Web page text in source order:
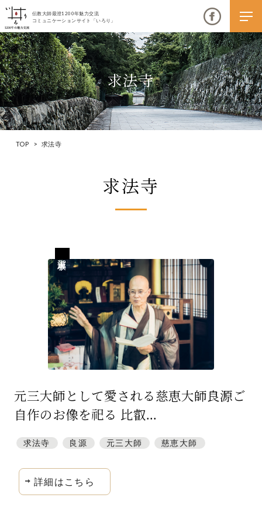
伝教大師最澄1200年魅力交流
コミュニケーションサイト「いろり」
伝教大師最澄1200年魅力交流
いろりとは
大学コラボプロジェクト
いろり端
特集「一隅を照らす」
探訪「1200年の魅力交流」
日本文化を探る
プレスアーカイブ
サイトポリシー
求法寺
TOP > 求法寺
求法寺
元三大師として愛される慈恵大師良源ご
自作のお像を祀る 比叡...
求法寺 良源 元三大師 慈恵大師
詳細はこちら